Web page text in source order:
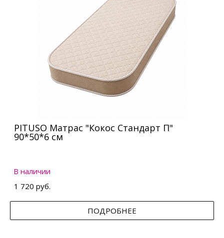
PITUSO Матрас "Кокос Стандарт П"
90*50*6 см
В наличии
1 720 руб.
ПОДРОБНЕЕ